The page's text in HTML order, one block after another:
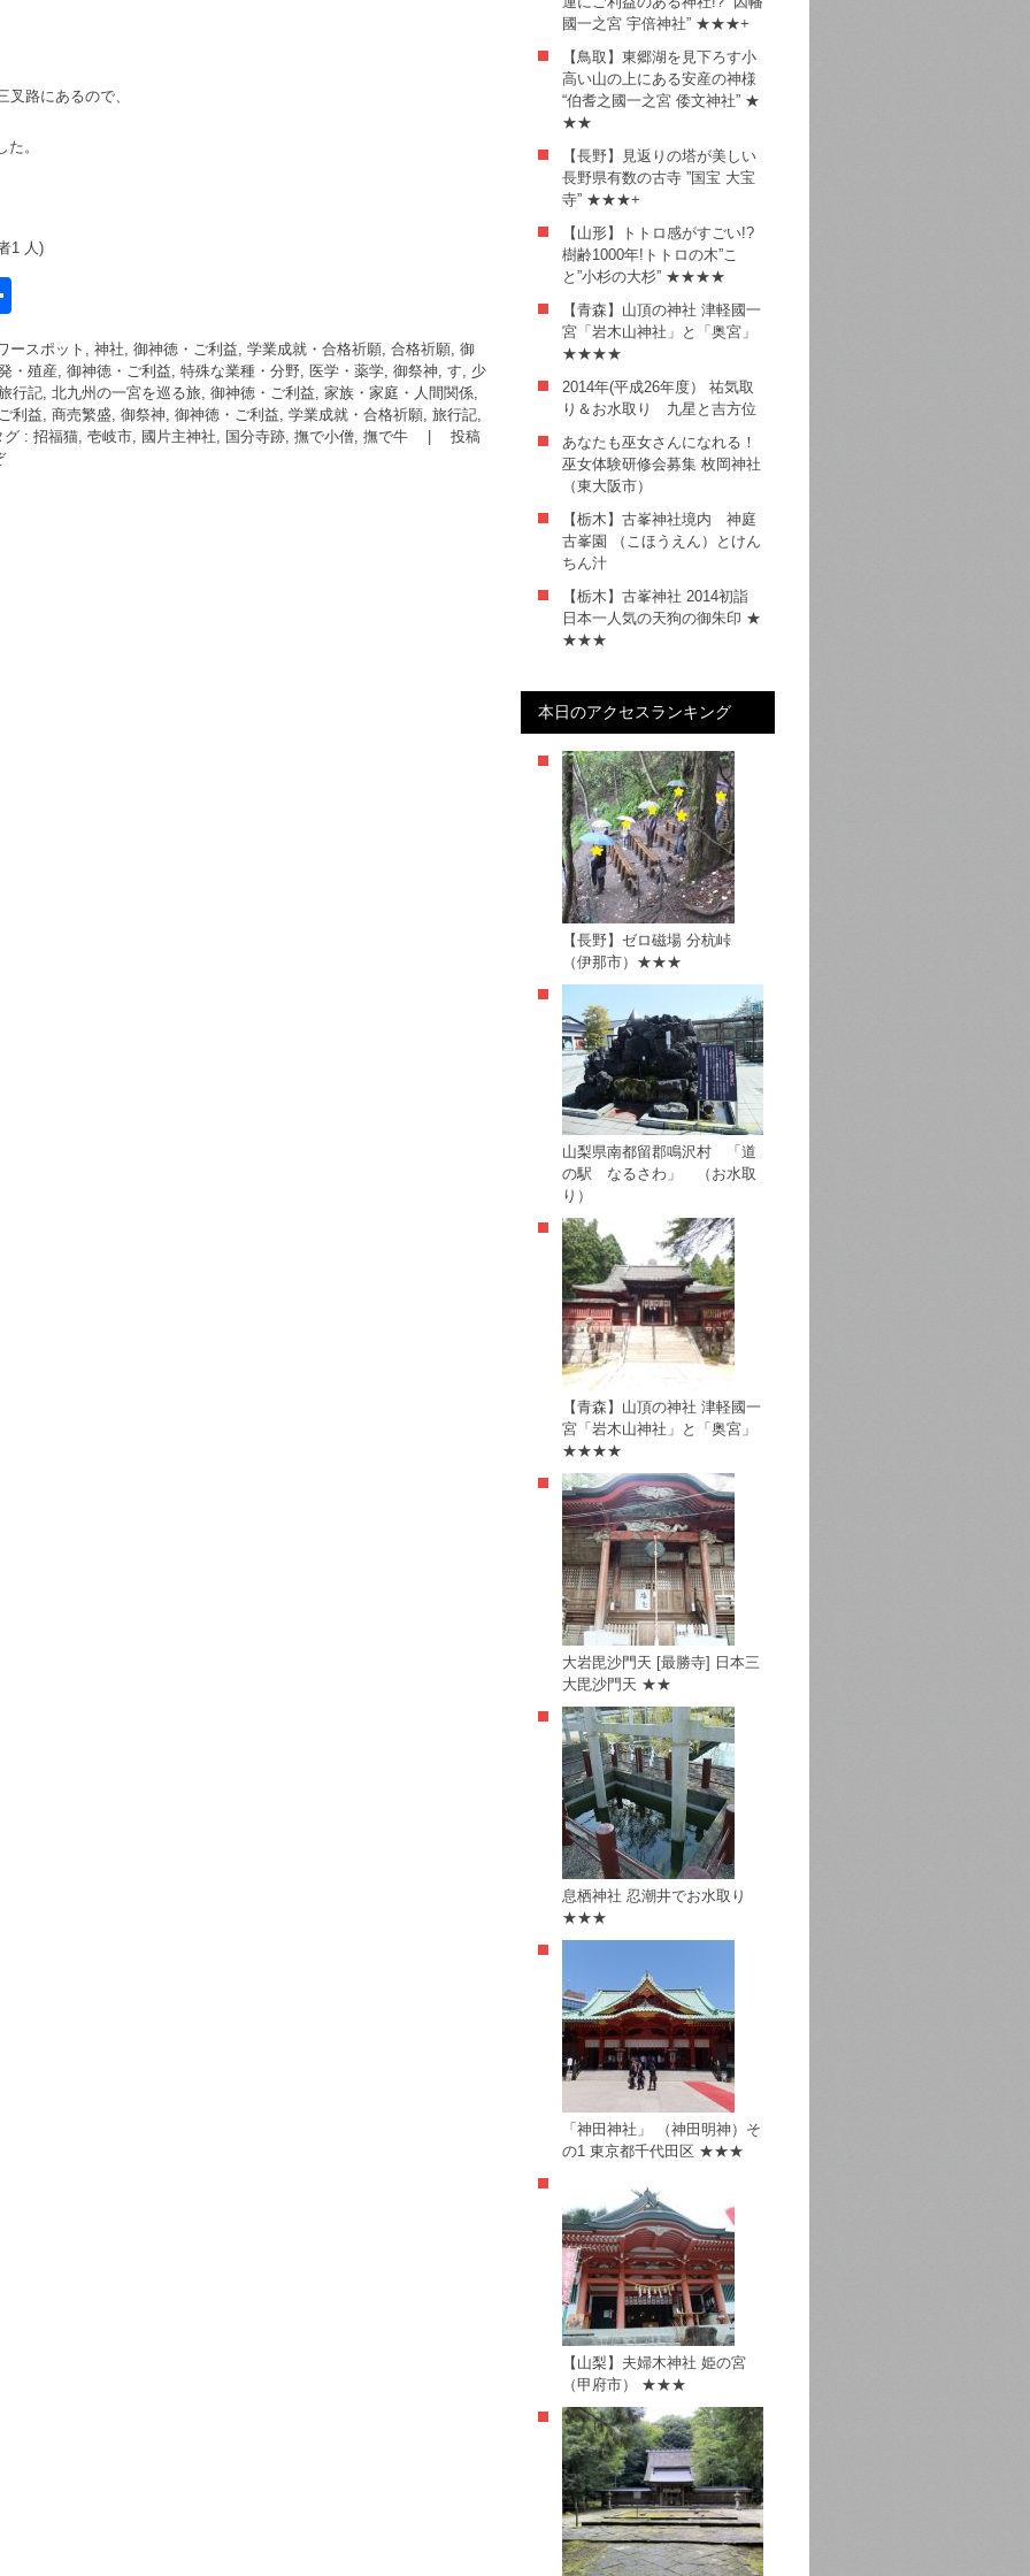
路にあるので、
。
1 人)
ースポット, 神社, 御神徳・ご利益, 学業成就・合格祈願, 合格祈願, 御
・殖産, 御神徳・ご利益, 特殊な業種・分野, 医学・薬学, 御祭神, す, 少
行記, 北九州の一宮を巡る旅, 御神徳・ご利益, 家族・家庭・人間関係,
利益, 商売繁盛, 御祭神, 御神徳・ご利益, 学業成就・合格祈願, 旅行記,
グ : 招福猫, 壱岐市, 國片主神社, 国分寺跡, 撫で小僧, 撫で牛
投稿
國一之宮 宇倍神社” ★★★+
【鳥取】東郷湖を見下ろす小
高い山の上にある安産の神様
“伯耆之國一之宮 倭文神社” ★
★★
【長野】見返りの塔が美しい
長野県有数の古寺 ”国宝 大宝
寺” ★★★+
【山形】トトロ感がすごい!?
樹齢1000年!トトロの木”こ
と”小杉の大杉” ★★★★
【青森】山頂の神社 津軽國一
宮「岩木山神社」と「奥宮」
★★★★
2014年(平成26年度） 祐気取
り＆お水取り 九星と吉方位
あなたも巫女さんになれる！
巫女体験研修会募集 枚岡神社
（東大阪市）
【栃木】古峯神社境内 神庭
古峯園 （こほうえん）とけん
ちん汁
【栃木】古峯神社 2014初詣
日本一人気の天狗の御朱印 ★
★★★
本日のアクセスランキング
【長野】ゼロ磁場 分杭峠
（伊那市）★★★
山梨県南都留郡鳴沢村 「道
の駅 なるさわ」 （お水取
り）
【青森】山頂の神社 津軽國一
宮「岩木山神社」と「奥宮」
★★★★
大岩毘沙門天 [最勝寺] 日本三
大毘沙門天 ★★
息栖神社 忍潮井でお水取り
★★★
「神田神社」 （神田明神）そ
の1 東京都千代田区 ★★★
【山梨】夫婦木神社 姫の宮
（甲府市） ★★★